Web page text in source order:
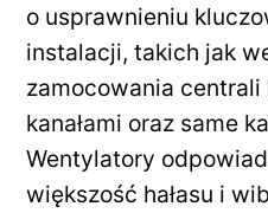
o usprawnieniu
instalacji, takich jak
zamocowania centrali
kanałami oraz same
Wentylatory
większość hałasu i